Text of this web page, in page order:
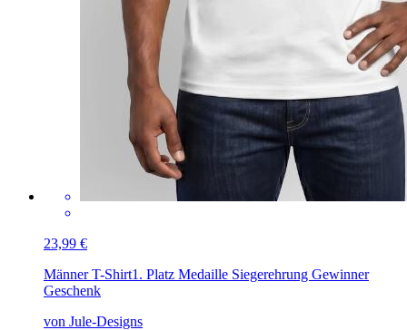
23,99 €
Männer T-Shirt1. Platz Medaille Siegerehrung Gewinner
Geschenk
von Jule-Designs